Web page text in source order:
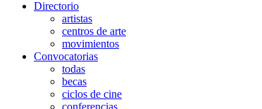
Directorio
artistas
centros de arte
movimientos
Convocatorias
todas
becas
ciclos de cine
conferencias